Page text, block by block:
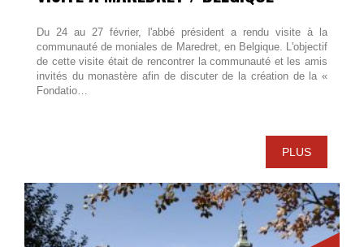
Du 24 au 27 février, l'abbé président a rendu visite à la
communauté de moniales de Maredret, en Belgique. L'objectif
de cette visite était de rencontrer la communauté et les amis
invités du monastère afin de discuter de la création de la «
Fondatio…
PLUS